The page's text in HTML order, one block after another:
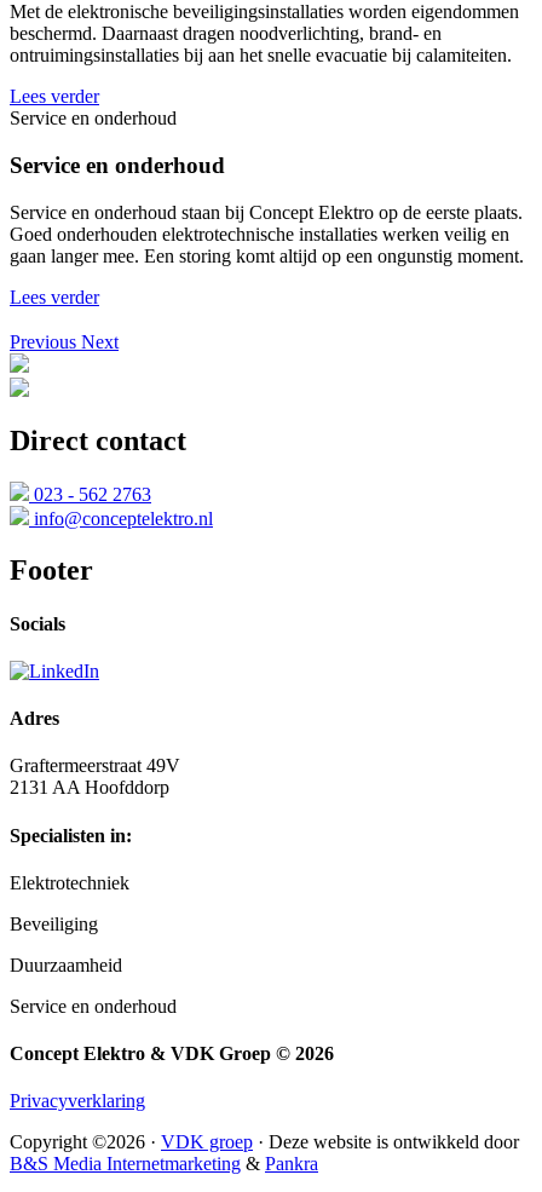
Met de elektronische beveiligingsinstallaties worden eigendommen
beschermd. Daarnaast dragen noodverlichting, brand- en
ontruimingsinstallaties bij aan het snelle evacuatie bij calamiteiten.
Lees verder
Service en onderhoud
Service en onderhoud
Service en onderhoud staan bij Concept Elektro op de eerste plaats.
Goed onderhouden elektrotechnische installaties werken veilig en
gaan langer mee. Een storing komt altijd op een ongunstig moment.
Lees verder
Previous Next
Direct contact
023 - 562 2763
info@conceptelektro.nl
Footer
Socials
Adres
Graftermeerstraat 49V
2131 AA Hoofddorp
Specialisten in:
Elektrotechniek
Beveiliging
Duurzaamheid
Service en onderhoud
Concept Elektro & VDK Groep © 2026
Privacyverklaring
Copyright ©2026 · VDK groep · Deze website is ontwikkeld door
B&S Media Internetmarketing & Pankra